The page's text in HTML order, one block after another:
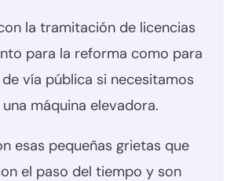
la tramitación de licencias
para la reforma como para
vía pública si necesitamos
máquina elevadora.
esas pequeñas grietas que
el paso del tiempo y son